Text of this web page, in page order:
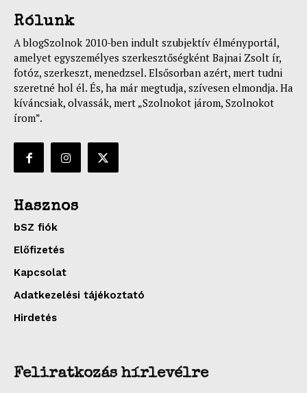
Rólunk
A blogSzolnok 2010-ben indult szubjektív élményportál,
amelyet egyszemélyes szerkesztőségként Bajnai Zsolt ír,
fotóz, szerkeszt, menedzsel. Elsősorban azért, mert tudni
szeretné hol él. És, ha már megtudja, szívesen elmondja. Ha
kíváncsiak, olvassák, mert „Szolnokot járom, Szolnokot
írom”.
Hasznos
bSZ fiók
Előfizetés
Kapcsolat
Adatkezelési tájékoztató
Hirdetés
Feliratkozás hírlevélre